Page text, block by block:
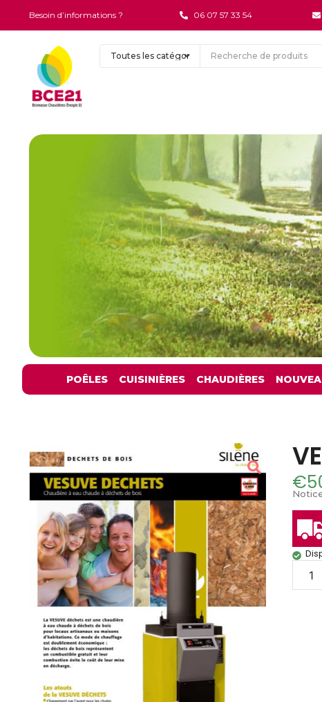
Besoin d’informations ? 06 07 57 33 54
POÊLES CUISINIÈRES CHAUDIÈRES
€